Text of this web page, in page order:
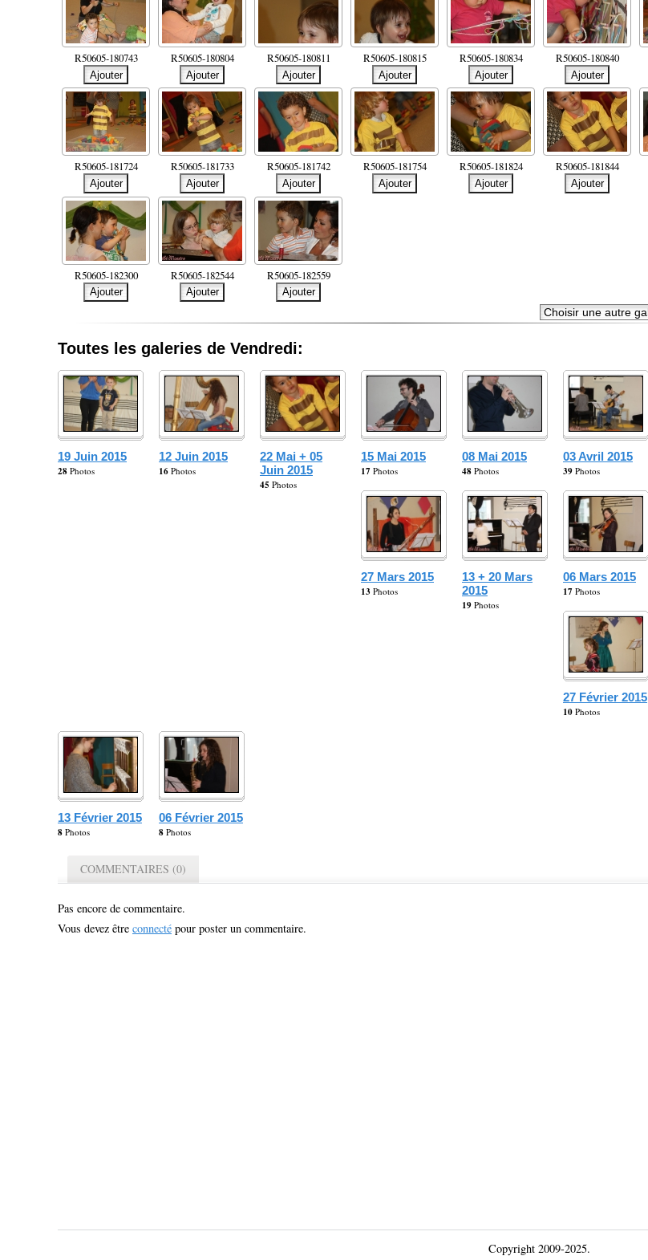
R50605-180743 R50605-180804 R50605-180811 R50605-180815 R50605-180834 R50605-180840
R50605-181724 R50605-181733 R50605-181742 R50605-181754 R50605-181824 R50605-181844
R50605-182300 R50605-182544 R50605-182559
Toutes les galeries de Vendredi:
19 Juin 2015
28 Photos
12 Juin 2015
16 Photos
22 Mai + 05
Juin 2015
45 Photos
15 Mai 2015
17 Photos
08 Mai 2015
48 Photos
03 Avril 2015
39 Photos
27 Mars 2015
13 Photos
13 + 20 Mars
2015
19 Photos
06 Mars 2015
17 Photos
27 Février 2015
10 Photos
13 Février 2015
8 Photos
06 Février 2015
8 Photos
COMMENTAIRES (0)
Pas encore de commentaire.
Vous devez être connecté pour poster un commentaire.
Copyright 2009-2025.